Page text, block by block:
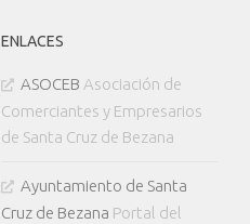
ENLACES
ASOCEB Asociación de
Comerciantes y Empresarios
de Santa Cruz de Bezana
Ayuntamiento de Santa
Cruz de Bezana Portal del